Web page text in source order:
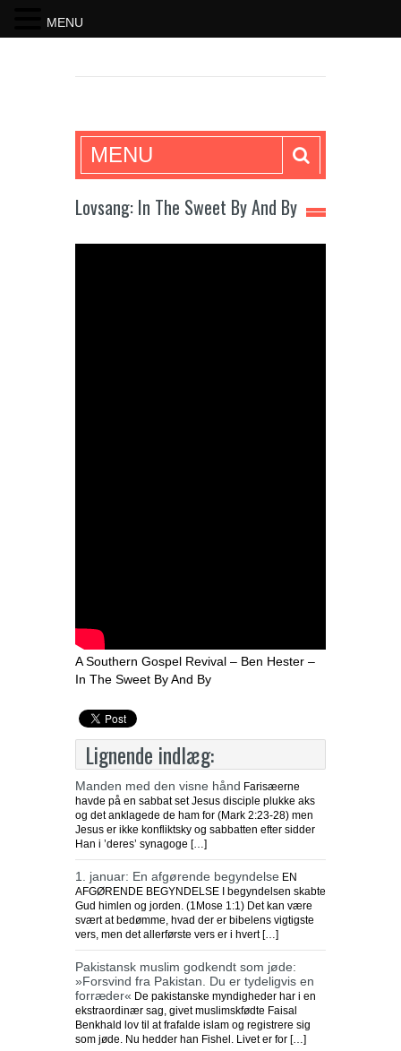
SKRIFTEN
MENU
Lovsang: In The Sweet By And By
A Southern Gospel Revival – Ben Hester –
In The Sweet By And By
Lignende indlæg:
Manden med den visne hånd Farisæerne
havde på en sabbat set Jesus disciple plukke aks
og det anklagede de ham for (Mark 2:23-28) men
Jesus er ikke konfliktsky og sabbatten efter sidder
Han i ’deres’ synagoge […]
1. januar: En afgørende begyndelse EN
AFGØRENDE BEGYNDELSE I begyndelsen skabte
Gud himlen og jorden. (1Mose 1:1) Det kan være
svært at bedømme, hvad der er bibelens vigtigste
vers, men det allerførste vers er i hvert […]
Pakistansk muslim godkendt som jøde:
»Forsvind fra Pakistan. Du er tydeligvis en
forræder« De pakistanske myndigheder har i en
ekstraordinær sag, givet muslimskfødte Faisal
Benkhald lov til at frafalde islam og registrere sig
som jøde. Nu hedder han Fishel. Livet er for […]
MENU